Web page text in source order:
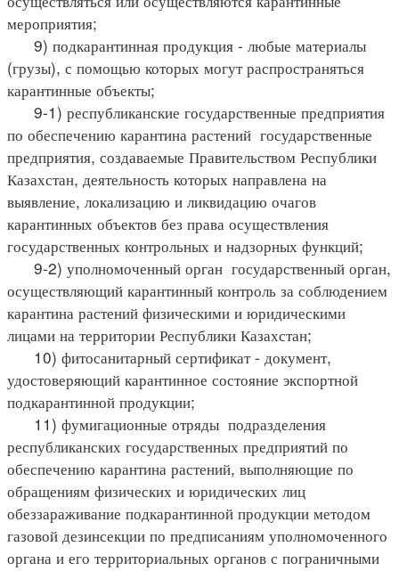
мероприятия;
9) подкарантинная продукция - любые материалы
(грузы), с помощью которых могут распространяться
карантинные объекты;
9-1) республиканские государственные предприятия
по обеспечению карантина растений государственные
предприятия, создаваемые Правительством Республики
Казахстан, деятельность которых направлена на
выявление, локализацию и ликвидацию очагов
карантинных объектов без права осуществления
государственных контрольных и надзорных функций;
9-2) уполномоченный орган государственный орган,
осуществляющий карантинный контроль за соблюдением
карантина растений физическими и юридическими
лицами на территории Республики Казахстан;
10) фитосанитарный сертификат - документ,
удостоверяющий карантинное состояние экспортной
подкарантинной продукции;
11) фумигационные отряды подразделения
республиканских государственных предприятий по
обеспечению карантина растений, выполняющие по
обращениям физических и юридических лиц
обеззараживание подкарантинной продукции методом
газовой дезинсекции по предписаниям уполномоченного
органа и его территориальных органов с пограничными